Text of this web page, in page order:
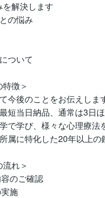
解決します
の悩み
ついて
特徴＞
今後のことをお伝えしま
短当日納品、通常は3日
で学び、様々な心理療法
属に特化した20年以上
流れ＞
のご確認
施